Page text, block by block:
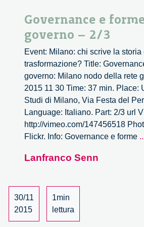
Governance e
governo – 2/3
Event: Milano: chi scrive la storia
trasformazione? Title:
governo: Milano nodo della rete
2015 11 30 Time: 37 min. Place:
Studi di Milano, Via Festa del
Language: Italiano. Part: 2/3 url
http://vimeo.com/147456518
Flickr. Info: Governance e forme
Lanfranco Senn
30/11
2015
1min
lettura